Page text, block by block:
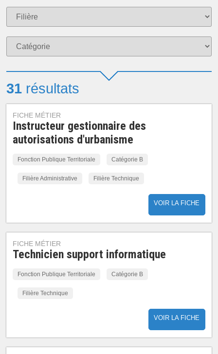
31 résultats
FICHE MÉTIER
Instructeur gestionnaire des
autorisations d'urbanisme
Fonction Publique Territoriale Catégorie B
Filière Administrative Filière Technique
VOIR LA FICHE
FICHE MÉTIER
Technicien support informatique
Fonction Publique Territoriale Catégorie B
Filière Technique
VOIR LA FICHE